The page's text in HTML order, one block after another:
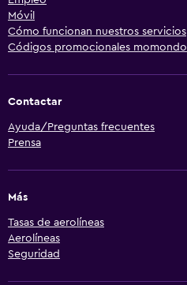
Móvil
Cómo funcionan nuestros servicios
Códigos promocionales momondo
Contactar
Ayuda/Preguntas frecuentes
Prensa
Más
Tasas de aerolíneas
Aerolíneas
Seguridad